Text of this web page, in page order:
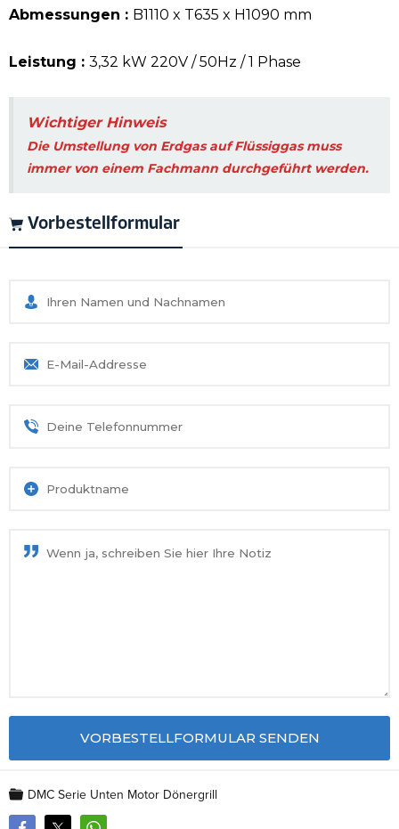
Abmessungen : B1110 x T635 x H1090 mm
Leistung : 3,32 kW 220V / 50Hz / 1 Phase
Wichtiger Hinweis
Die Umstellung von Erdgas auf Flüssiggas muss
immer von einem Fachmann durchgeführt werden.
Vorbestellformular
DMC Serie Unten Motor Dönergrill